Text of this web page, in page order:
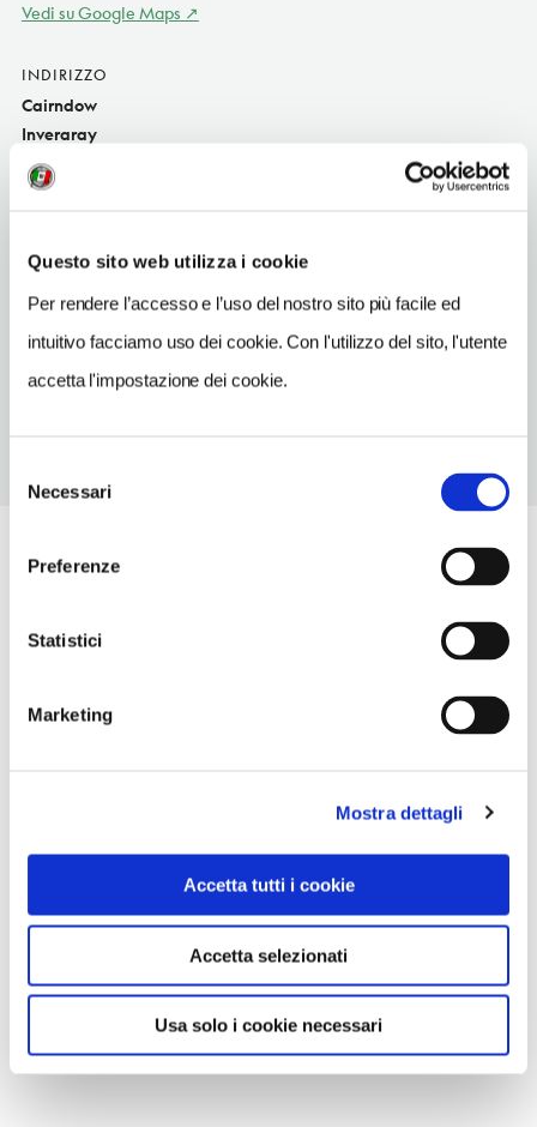
Questo sito web utilizza i cookie
Per rendere l’accesso e l’uso del nostro sito più facile ed
intuitivo facciamo uso dei cookie. Con l'utilizzo del sito, l'utente
accetta l'impostazione dei cookie.
delNecessari
Preferenze
Statistici
Marketing
Mostra dettagli
Accetta tutti i cookie
Accetta selezionati
Usa solo i cookie necessari
Vedi su Google Maps
INDIRIZZO
Cairndow
Inveraray
SITO WEB
INDIRIZZO EMAIL
TELEFONO